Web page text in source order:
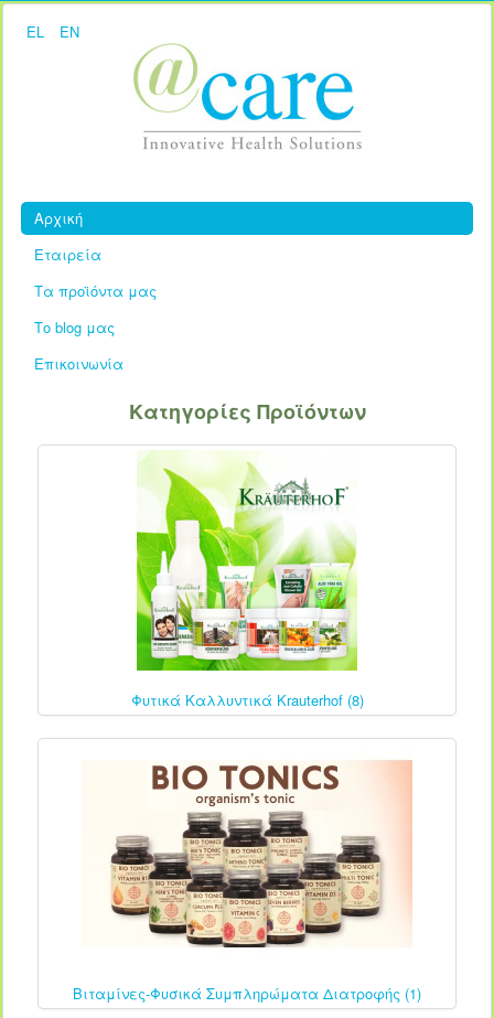
EL EN
Αρχική
Εταιρεία
Τα προϊόντα μας
Το blog μας
Επικοινωνία
Κατηγορίες Προϊόντων
Φυτικά Καλλυντικά Krauterhof (8)
Βιταμίνες-Φυσικά Συμπληρώματα Διατροφής (1)